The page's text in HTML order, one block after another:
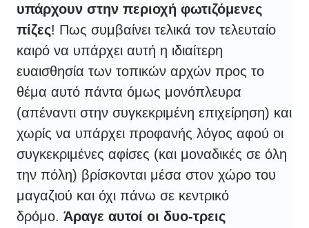
υπάρχουν στην περιοχή φωτιζόμενες
πίζες! Πως συμβαίνει τελικά τον τελευταίο
καιρό να υπάρχει αυτή η ιδιαίτερη
ευαισθησία των τοπικών αρχών προς το
θέμα αυτό πάντα όμως μονόπλευρα
(απέναντι στην συγκεκριμένη επιχείρηση) και
χωρίς να υπάρχει προφανής λόγος αφού οι
συγκεκριμένες αφίσες (και μοναδικές σε όλη
την πόλη) βρίσκονται μέσα στον χώρο του
μαγαζιού και όχι πάνω σε κεντρικό
δρόμο. Άραγε αυτοί οι δυο-τρεις